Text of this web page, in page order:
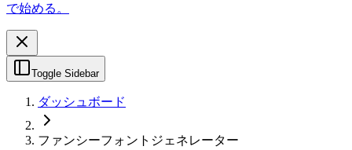
で始める。
Toggle Sidebar
ダッシュボード
ファンシーフォントジェネレーター